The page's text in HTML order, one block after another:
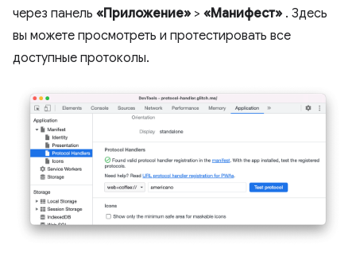
через панель «Приложение» > «Манифест» . Здесь
вы можете просмотреть и протестировать все
доступные протоколы.